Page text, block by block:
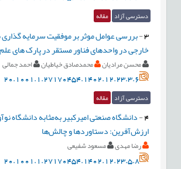
دسترسی آزاد مقاله
3
-بررسی عوامل موثر بر موفقیت سرمایه
خارجی در واحدهای فناور مستقر در پارک های علم
محسن مرادیان محمدصادق خیاطیان احمد جمالی
20.1001.1.27170454.1402.12.23.3.6
دسترسی آزاد مقاله
4
-دانشگاه صنعتی امیرکبیر به‌مثابه دانشگاه
ارزش‌آفرین: دستاوردها و چالش‌ها
رضا مهدی مسعود شفیعی
20.1001.1.27170454.1402.12.23.5.8